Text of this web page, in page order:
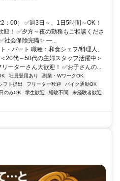
00） ✅週3日～、1日5時間～OK！
迎！ ✅夕方～夜の勤務もご相談くださ
社会保険完備✨ ―...
・パート 職種：和食シェフ/料理人、
20代～50代の主婦スタッフ活躍中＞
ーターさん大歓迎！ ✅お子さんの...
社員登用あり
副業・WワークOK
フト提出 フリーター歓迎
バイク通勤OK
のみOK 学生歓迎 経験不問
未経験者歓迎